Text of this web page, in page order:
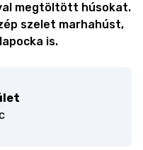
megtöltött húsokat.
szelet marhahúst,
is.